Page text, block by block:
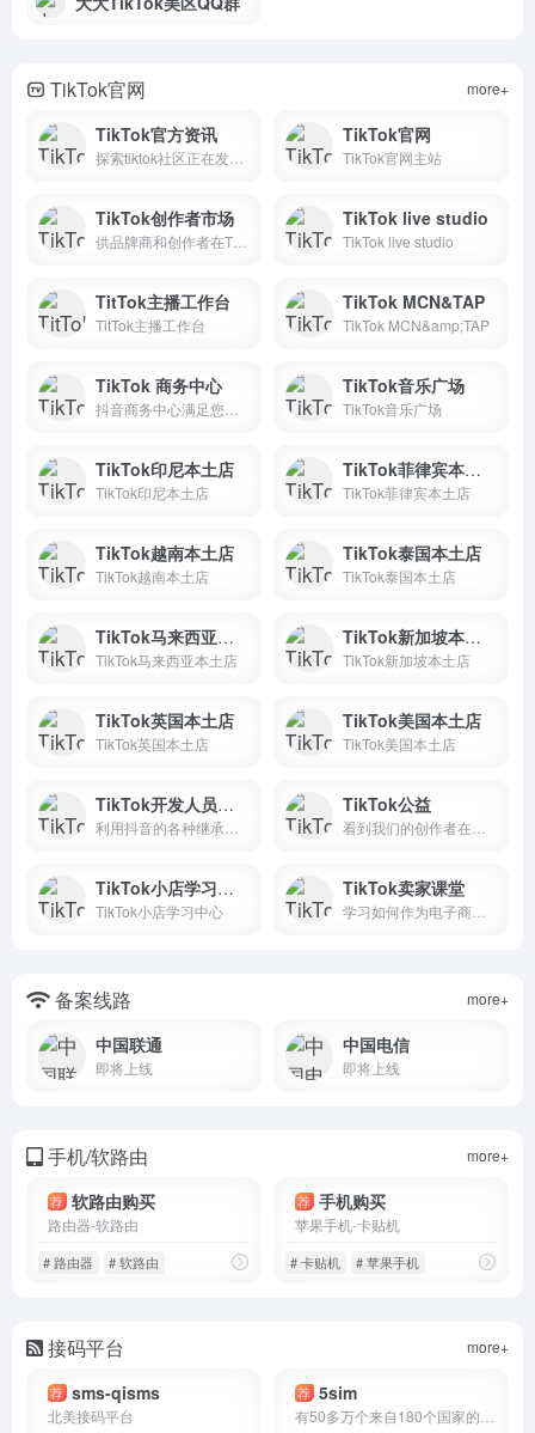
TikTok官网 more+
TikTok官方资讯
探索tiktok社区正在发生的一切事
TikTok官网
TikTok官网主站
TikTok创作者市场
供品牌商和创作者在TikTok上展开合作的官方平台
TikTok live studio
TikTok live studio
TitTok主播工作台
TitTok主播工作台
TikTok MCN&TAP
TikTok MCN&amp;TAP
TikTok 商务中心
抖音商务中心满足您所有的营销需求，在一个地方管理和访问广告、创作者、商务和其他营销解决方案，实现快速写作和最大的灵活性。
TikTok音乐广场
TikTok音乐广场
TikTok印尼本土店
TikTok印尼本土店
TikTok菲律宾本土店
TikTok菲律宾本土店
TikTok越南本土店
TikTok越南本土店
TikTok泰国本土店
TikTok泰国本土店
TikTok马来西亚本土店
TikTok马来西亚本土店
TikTok新加坡本土店
TikTok新加坡本土店
TikTok英国本土店
TikTok英国本土店
TikTok美国本土店
TikTok美国本土店
TikTok开发人员平台
利用抖音的各种继承为您的平台构建解决方案
TikTok公益
看到我们的创作者在世界各地做的好事，试用抖音为你的社区带来积极的影响
TikTok小店学习中心
TikTok小店学习中心
TikTok卖家课堂
学习如何作为电子商务企业和创建者提高销售额和品牌知名度
备案线路 more+
中国联通
即将上线
中国电信
即将上线
手机/软路由 more+
荐 软路由购买
路由器-软路由
# 路由器 # 软路由
荐 手机购买
苹果手机-卡贴机
# 卡贴机 # 苹果手机
接码平台 more+
荐 sms-qisms
北美接码平台
荐 5sim